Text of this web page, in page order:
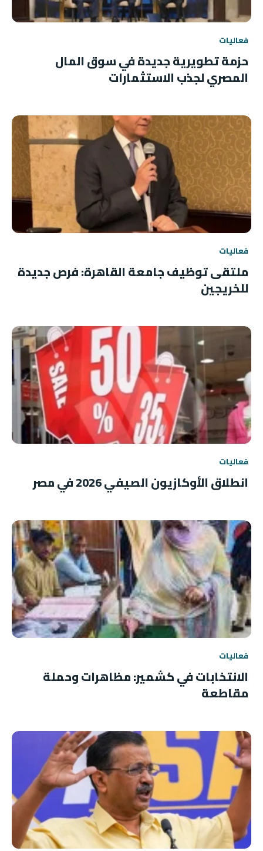
فعاليات
حزمة تطويرية جديدة في سوق المال
المصري لجذب الاستثمارات
فعاليات
ملتقى توظيف جامعة القاهرة: فرص جديدة
للخريجين
فعاليات
انطلاق الأوكازيون الصيفي 2026 في مصر
فعاليات
الانتخابات في كشمير: مظاهرات وحملة
مقاطعة